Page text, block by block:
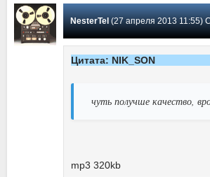
NesterTel (27 апреля 2013 11:55) Сообщение
Цитата: NIK_SON
чуть получше качество,
mp3 320kb